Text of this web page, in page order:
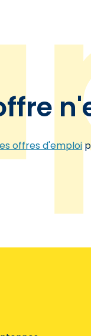
offres d'emploi